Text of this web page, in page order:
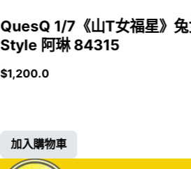
QuesQ 1/7《山T女福星》
Style 阿琳 84315
$1,200.0
加入購物車